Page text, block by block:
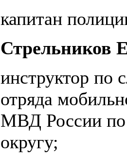
капитан
Стрельников
инструктор по
отряда
МВД России по
округу;